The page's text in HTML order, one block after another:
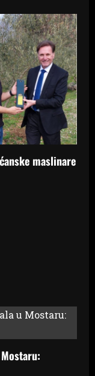
maslinare